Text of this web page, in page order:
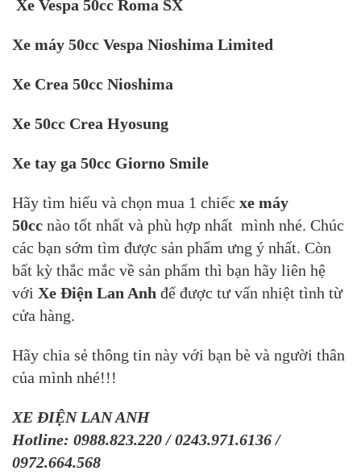
Xe Vespa 50cc Roma SX
Xe máy 50cc Vespa Nioshima Limited
Xe Crea 50cc Nioshima
Xe 50cc Crea Hyosung
Xe tay ga 50cc Giorno Smile
Hãy tìm hiểu và chọn mua 1 chiếc xe máy
50cc nào tốt nhất và phù hợp nhất mình nhé. Chúc
các bạn sớm tìm được sản phẩm ưng ý nhất. Còn
bất kỳ thắc mắc về sản phẩm thì bạn hãy liên hệ
với Xe Điện Lan Anh để được tư vấn nhiệt tình từ
cửa hàng.
Hãy chia sẻ thông tin này với bạn bè và người thân
của mình nhé!!!
XE ĐIỆN LAN ANH
Hotline: 0988.823.220 / 0243.971.6136 /
0972.664.568